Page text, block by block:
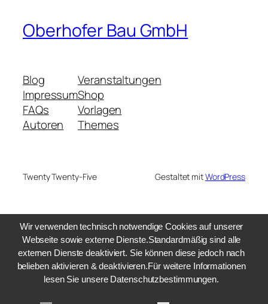
Oberhofer Bau GmbH
Blog
Impressum
FAQs
Autoren
Veranstaltungen
Shop
Vorlagen
Themes
Twenty Twenty-Five Gestaltet mitWordPress
Wir verwenden technisch notwendige Cookies auf unserer
Webseite sowie externe Dienste.Standardmäßig sind alle
externen Dienste deaktiviert. Sie können diese jedoch nach
belieben aktivieren & deaktivieren.Für weitere Informationen
lesen Sie unsere Datenschutzbestimmungen.